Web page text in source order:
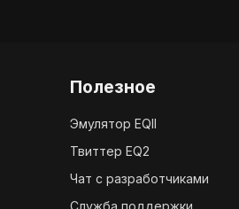
Полезное
Эмулятор EQII
Твиттер EQ2
Чат с разработчиками
Служба поддержки